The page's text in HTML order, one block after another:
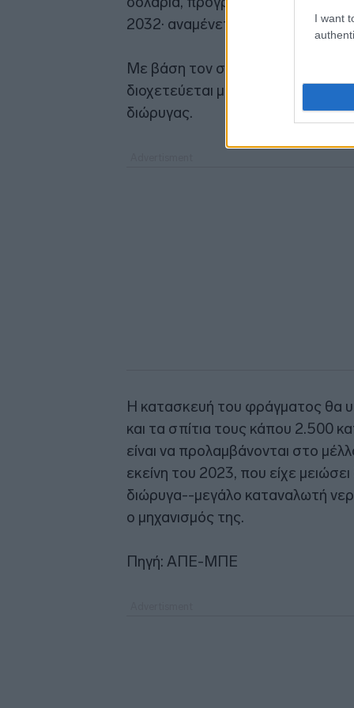
I want
2032· αναμένεται να καταλάβει
Με βάση τον σχεδιασμό, το νερό
διοχετεύεται μέσω υπόγειας
διώρυγας.
Η κατασκευή του φράγματος θα
και τα σπίτια τους κάπου 2.500
είναι να προλαμβάνονται στο
εκείνη του 2023, που είχε
διώρυγα--μεγάλο καταναλωτή
ο μηχανισμός της.
Πηγή: ΑΠΕ-ΜΠΕ